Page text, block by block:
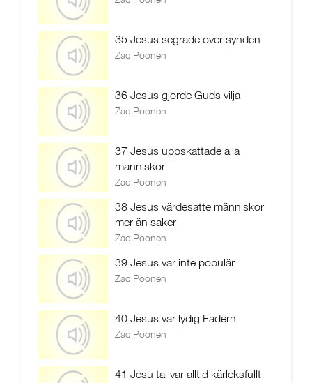
35 Jesus segrade över synden
Zac Poonen
36 Jesus gjorde Guds vilja
Zac Poonen
37 Jesus uppskattade alla
människor
Zac Poonen
38 Jesus värdesatte människor
mer än saker
Zac Poonen
39 Jesus var inte populär
Zac Poonen
40 Jesus var lydig Fadern
Zac Poonen
41 Jesu tal var alltid kärleksfullt